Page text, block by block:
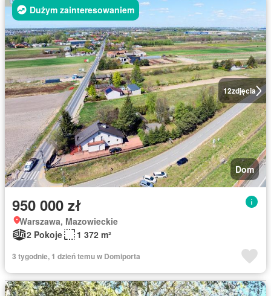
12zdjęcia
Dużym zainteresowaniem
Dom
950 000 zł
Warszawa, Mazowieckie
2 Pokoje
1 372 m²
3 tygodnie, 1 dzień temu w Domiporta